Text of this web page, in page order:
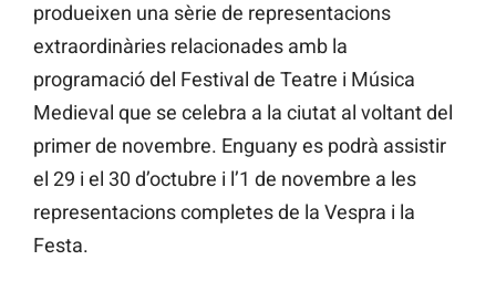
produeixen una sèrie de representacions
extraordinàries relacionades amb la
programació del Festival de Teatre i Música
Medieval que se celebra a la ciutat al voltant del
primer de novembre. Enguany es podrà assistir
el 29 i el 30 d’octubre i l’1 de novembre a les
representacions completes de la Vespra i la
Festa.